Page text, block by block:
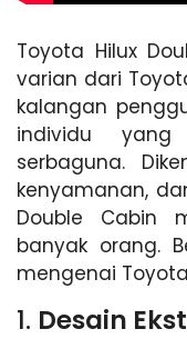
Toyota Hilux
varian dari
kalangan
individu yang
serbaguna.
kenyamanan,
Double Cabin
banyak orang.
mengenai
1. Desain